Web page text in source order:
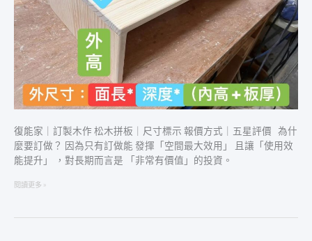
復能家｜訂製木作 松木拼板｜尺寸標示 報價方式｜五星評價 為什
麼要訂做？ 因為只有訂做能 發揮「空間最大效用」 且讓「使用效
能提升」 ，對長期而言是 「非常有價值」的投資。
示
｜
報
價
方
｜
松
拼
板
閱讀更多 »